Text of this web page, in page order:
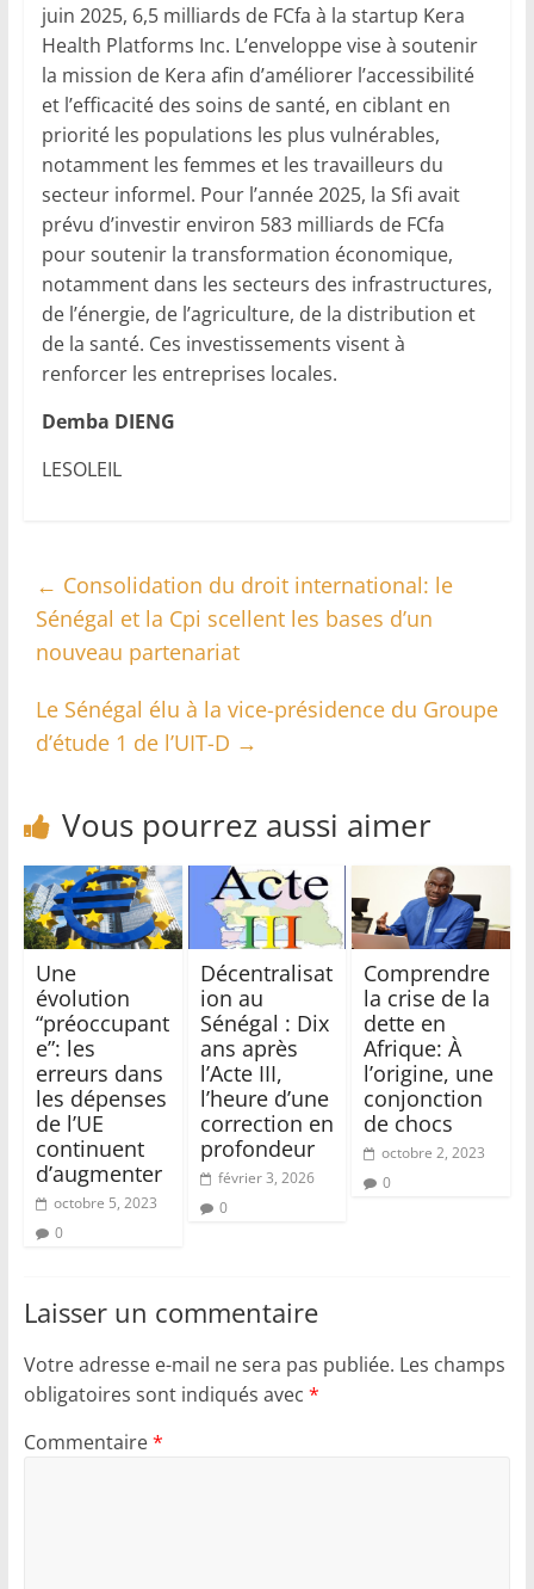
juin 2025, 6,5 milliards de FCfa à la startup Kera
Health Platforms Inc. L’enveloppe vise à soutenir
la mission de Kera afin d’améliorer l’accessibilité
et l’efficacité des soins de santé, en ciblant en
priorité les populations les plus vulnérables,
notamment les femmes et les travailleurs du
secteur informel. Pour l’année 2025, la Sfi avait
prévu d’investir environ 583 milliards de FCfa
pour soutenir la transformation économique,
notamment dans les secteurs des infrastructures,
de l’énergie, de l’agriculture, de la distribution et
de la santé. Ces investissements visent à
renforcer les entreprises locales.
Demba DIENG
LESOLEIL
← Consolidation du droit international: le
Sénégal et la Cpi scellent les bases d’un
nouveau partenariat
Le Sénégal élu à la vice-présidence du Groupe
d’étude 1 de l’UIT-D →
Vous pourrez aussi aimer
Une
évolution
“préoccupant
e”: les
erreurs dans
les dépenses
de l’UE
continuent
d’augmenter
octobre 5, 2023
0
Décentralisat
ion au
Sénégal : Dix
ans après
l’Acte III,
l’heure d’une
correction en
profondeur
février 3, 2026
0
Comprendre
la crise de la
dette en
Afrique: À
l’origine, une
conjonction
de chocs
octobre 2, 2023
0
Laisser un commentaire
Votre adresse e-mail ne sera pas publiée. Les champs
obligatoires sont indiqués avec *
Commentaire*